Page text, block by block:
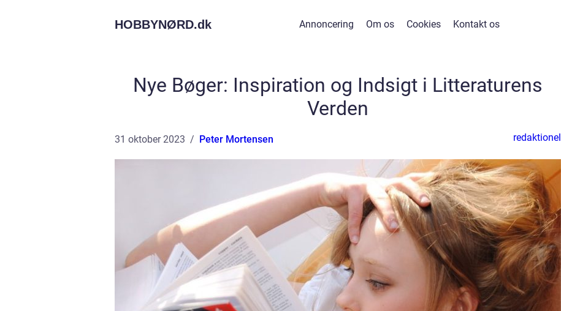
HOBBYNØRD.dk Annoncering Om os Cookies Kontakt os
Nye Bøger: Inspiration og Indsigt i Litteraturens
Verden
31 oktober 2023 Peter Mortensen redaktionel